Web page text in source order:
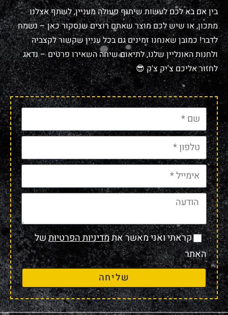
בין אם בא לכם לעשות שיתוף פעולה מעניין, לשתף אצלנו
מתכון, או שיש לכם מוצר שאתם רוצים שנסקור כאן – נשמח
לדבר! כמובן שאנחנו זמינים גם בכל עניין שקשור לקצביה
ולחנות האונליין שלנו, לתיאום שיחה השאירו פרטים – נדאג
לחזור אליכם צ'יק צ'ק 😎
קראתי ואני מאשר אתמדיניות הפרטיותשל
האתר
שליחה